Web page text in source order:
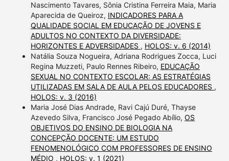
Nascimento Tavares, Sônia Cristina Ferreira Maia, Maria
Aparecida de Queiroz, INDICADORES PARA A
QUALIDADE SOCIAL EM EDUCAÇÃO DE JOVENS E
ADULTOS NO CONTEXTO DA DIVERSIDADE:
HORIZONTES E ADVERSIDADES , HOLOS: v. 6 (2014)
Natália Souza Nogueira, Adriana Rodrigues Zocca, Luci
Regina Muzzeti, Paulo Rennes Ribeiro, EDUCAÇÃO
SEXUAL NO CONTEXTO ESCOLAR: AS ESTRATÉGIAS
UTILIZADAS EM SALA DE AULA PELOS EDUCADORES ,
HOLOS: v. 3 (2016)
Maria José Dias Andrade, Ravi Cajú Duré, Thayse
Azevedo Silva, Francisco José Pegado Abílio, OS
OBJETIVOS DO ENSINO DE BIOLOGIA NA
CONCEPÇÃO DOCENTE: UM ESTUDO
FENOMENOLÓGICO COM PROFESSORES DE ENSINO
MÉDIO , HOLOS: v. 1 (2021)